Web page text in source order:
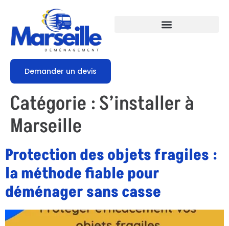
Demander un devis
Catégorie :S’installer à
Marseille
Protection des objets fragiles :
la méthode fiable pour
déménager sans casse